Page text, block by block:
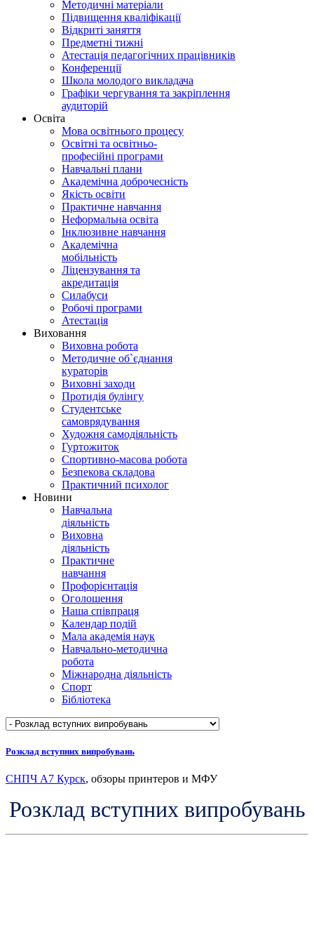
Методичні матеріали
Підвищення кваліфікації
Відкриті заняття
Предметні тижні
Атестація педагогічних працівників
Конференції
Школа молодого викладача
Графіки чергування та закріплення
аудиторій
Освіта
Мова освітнього процесу
Освітні та освітньо-
професійні програми
Навчальні плани
Академічна доброчесність
Якість освіти
Практичне навчання
Неформальна освіта
Інклюзивне навчання
Академічна
мобільність
Ліцензування та
акредитація
Силабуси
Робочі програми
Атестація
Виховання
Виховна робота
Методичне об`єднання
кураторів
Виховні заходи
Протидія булінгу
Студентське
самоврядування
Художня самодіяльність
Гуртожиток
Спортивно-масова робота
Безпекова складова
Практичний психолог
Новини
Навчальна
діяльність
Виховна
діяльність
Практичне
навчання
Профорієнтація
Оголошення
Наша співпраця
Календар подій
Мала академія наук
Навчально-методична
робота
Міжнародна діяльність
Спорт
Бібліотека
Розклад вступних випробувань
СНПЧ А7 Курск, обзоры принтеров и МФУ
Розклад вступних випробувань